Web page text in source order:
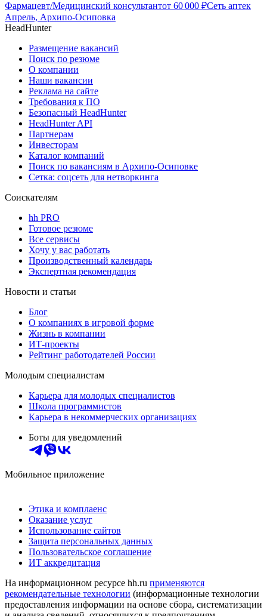
Фармацевт/Медицинский консультантот 60 000 ₽Сеть аптек
Апрель, Архипо-Осиповка
HeadHunter
Размещение вакансий
Поиск по резюме
О компании
Наши вакансии
Реклама на сайте
Требования к ПО
Безопасный HeadHunter
HeadHunter API
Партнерам
Инвесторам
Каталог компаний
Поиск по вакансиям в Архипо-Осиповке
Сетка: соцсеть для нетворкинга
Соискателям
hh PRO
Готовое резюме
Все сервисы
Хочу у вас работать
Производственный календарь
Экспертная рекомендация
Новости и статьи
Блог
О компаниях в игровой форме
Жизнь в компании
ИТ-проекты
Рейтинг работодателей России
Молодым специалистам
Карьера для молодых специалистов
Школа программистов
Карьера в некоммерческих организациях
Боты для уведомлений
Мобильное приложение
Этика и комплаенс
Оказание услуг
Использование сайтов
Защита персональных данных
Пользовательское соглашение
ИТ аккредитация
На информационном ресурсе hh.ru применяются
рекомендательные технологии (информационные технологии
предоставления информации на основе сбора, систематизации